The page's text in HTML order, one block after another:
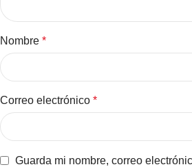
Nombre *
Correo electrónico *
Guarda mi nombre, correo